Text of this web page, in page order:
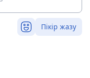
Пікір жазу